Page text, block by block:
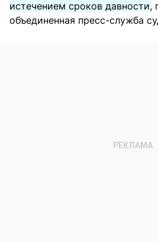
истечением сроков давности,
объединенная пресс-служба